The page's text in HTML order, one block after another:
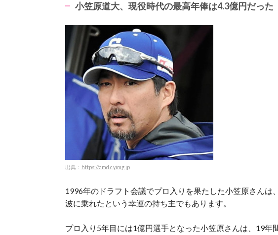
小笠原道大、現役時代の最高年俸は4.3億円だった
出典： https://amd.c.yimg.jp
1996年のドラフト会議でプロ入りを果たした小笠原さんは
波に乗れたという幸運の持ち主でもあります。
プロ入り5年目には1億円選手となった小笠原さんは、19年